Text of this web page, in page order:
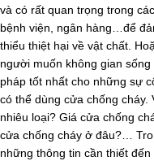
và có rất quan trọng trong
bệnh viện, ngân hàng…để
thiểu thiệt hại về vật chất.
người muốn không gian
pháp tốt nhất cho những sự
có thể dùng cửa chống cháy.
nhiêu loại? Giá cửa chống
cửa chống cháy ở đâu?…
những thông tin cần thiết